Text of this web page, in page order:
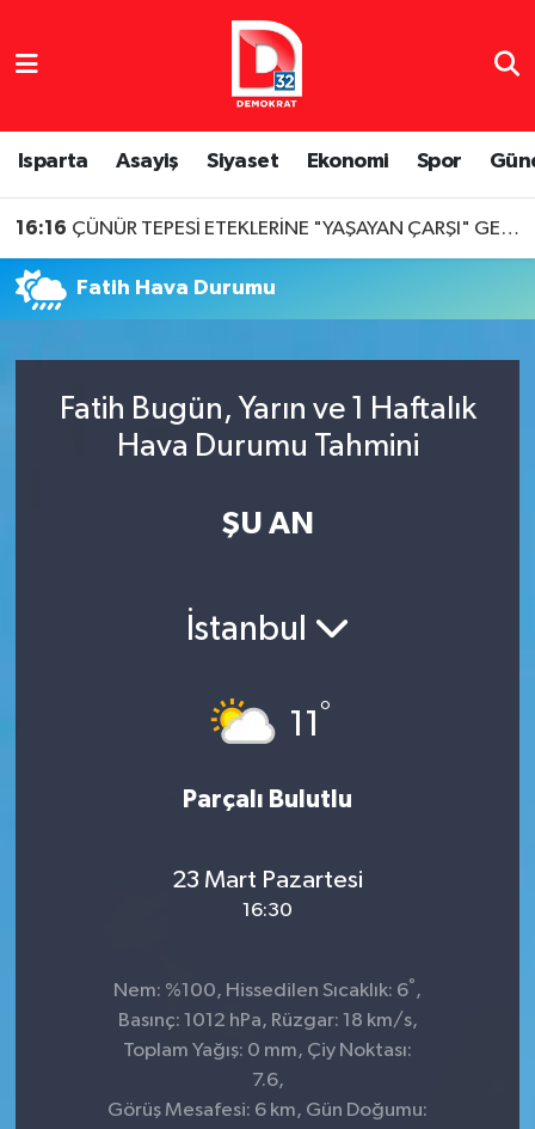
Isparta Asayiş Siyaset Ekonomi Spor
16:16 ÇÜNÜR TEPESİ ETEKLERİNE "YAŞAYAN ÇARŞI" GELİYOR
Fatih Hava Durumu
Fatih Bugün, Yarın ve 1 Haftalık
Hava Durumu Tahmini
ŞU AN
İstanbul
11 °
Parçalı Bulutlu
23 Mart Pazartesi
16:30
Nem: %100, Hissedilen Sıcaklık: 6°,
Basınç: 1012 hPa, Rüzgar: 18 km/s,
Toplam Yağış: 0 mm, Çiy Noktası:
7.6,
Görüş Mesafesi: 6 km, Gün Doğumu:
Isparta Nöbetçi Eczaneler
Isparta Hava Durumu
Isparta Namaz Vakitleri
Tüm Manşetler
Son Dakika Haberleri